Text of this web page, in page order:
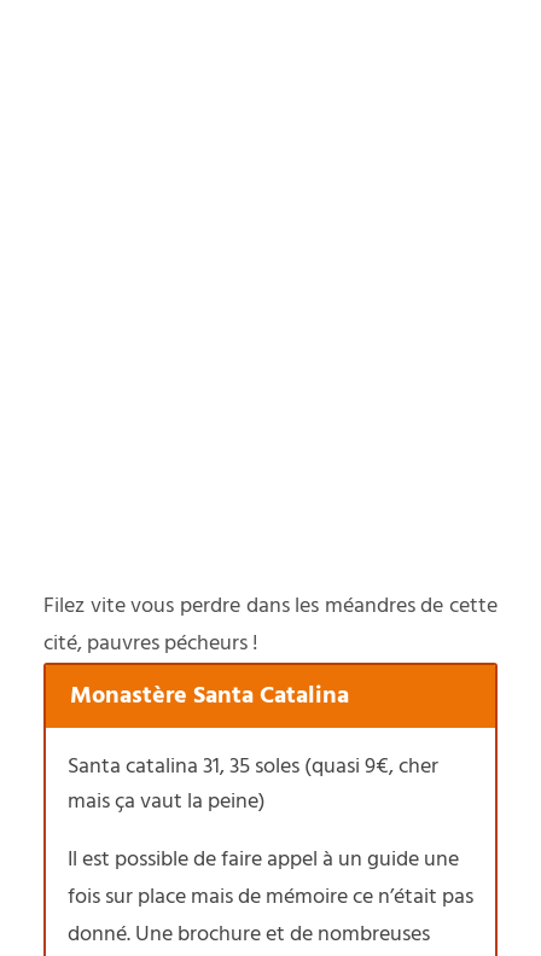
Filez vite vous perdre dans les méandres de cette
cité, pauvres pécheurs !
Monastère Santa Catalina
Santa catalina 31, 35 soles (quasi 9€, cher
mais ça vaut la peine)
Il est possible de faire appel à un guide une
fois sur place mais de mémoire ce n’était pas
donné. Une brochure et de nombreuses